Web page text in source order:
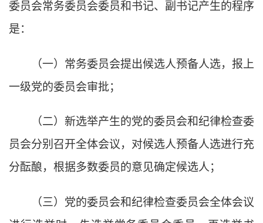
委员会常务委员会委员和书记、副书记产生的程序
是：
（一）常务委员会提出候选人预备人选，报上
一级党的委员会审批；
（二）新选举产生的党的委员会和纪律检查委
员会分别召开全体会议，对候选人预备人选进行充
分酝酿，根据多数委员的意见确定候选人；
（三）党的委员会和纪律检查委员会全体会议